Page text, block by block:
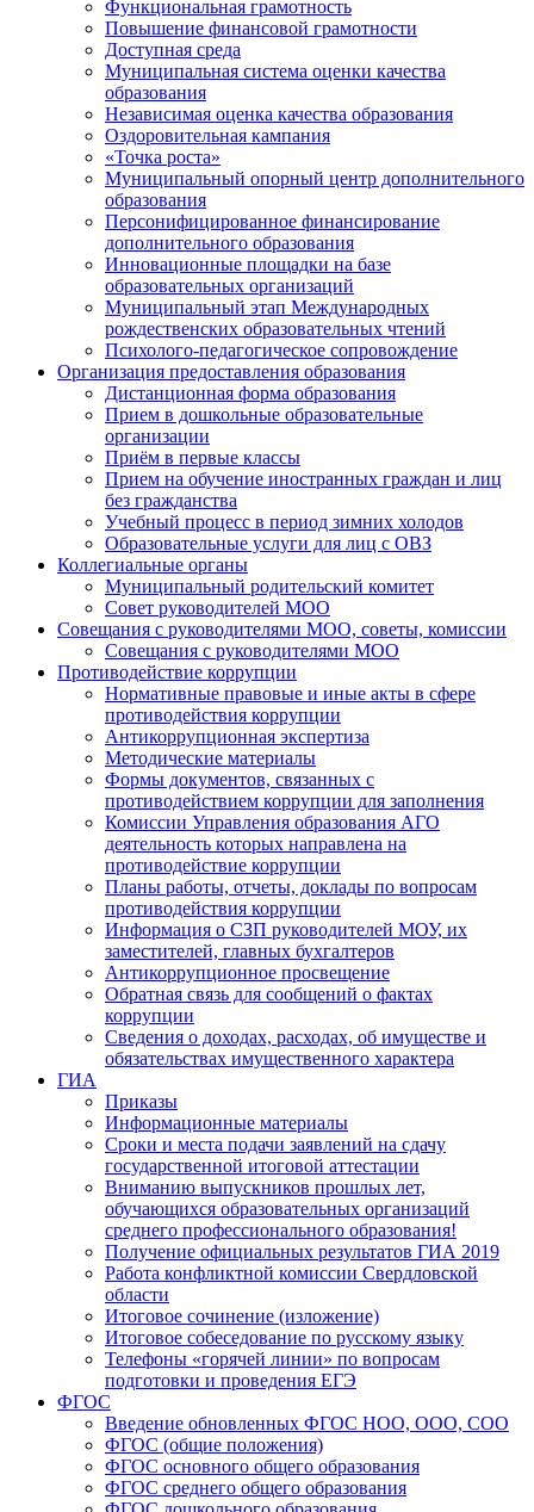
Функциональная грамотность
Повышение финансовой грамотности
Доступная среда
Муниципальная система оценки качества
образования
Независимая оценка качества образования
Оздоровительная кампания
«Точка роста»
Муниципальный опорный центр дополнительного
образования
Персонифицированное финансирование
дополнительного образования
Инновационные площадки на базе
образовательных организаций
Муниципальный этап Международных
рождественских образовательных чтений
Психолого-педагогическое сопровождение
Организация предоставления образования
Дистанционная форма образования
Прием в дошкольные образовательные
организации
Приём в первые классы
Прием на обучение иностранных граждан и лиц
без гражданства
Учебный процесс в период зимних холодов
Образовательные услуги для лиц с ОВЗ
Коллегиальные органы
Муниципальный родительский комитет
Совет руководителей МОО
Совещания с руководителями МОО, советы, комиссии
Совещания с руководителями МОО
Противодействие коррупции
Нормативные правовые и иные акты в сфере
противодействия коррупции
Антикоррупционная экспертиза
Методические материалы
Формы документов, связанных с
противодействием коррупции для заполнения
Комиссии Управления образования АГО
деятельность которых направлена на
противодействие коррупции
Планы работы, отчеты, доклады по вопросам
противодействия коррупции
Информация о СЗП руководителей МОУ, их
заместителей, главных бухгалтеров
Антикоррупционное просвещение
Обратная связь для сообщений о фактах
коррупции
Сведения о доходах, расходах, об имуществе и
обязательствах имущественного характера
ГИА
Приказы
Информационные материалы
Сроки и места подачи заявлений на сдачу
государственной итоговой аттестации
Вниманию выпускников прошлых лет,
обучающихся образовательных организаций
среднего профессионального образования!
Получение официальных результатов ГИА 2019
Работа конфликтной комиссии Свердловской
области
Итоговое сочинение (изложение)
Итоговое собеседование по русскому языку
Телефоны «горячей линии» по вопросам
подготовки и проведения ЕГЭ
ФГОС
Введение обновленных ФГОС НОО, ООО, СОО
ФГОС (общие положения)
ФГОС основного общего образования
ФГОС среднего общего образования